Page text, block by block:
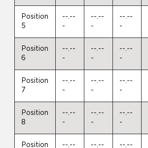
Position
5
--.--
-
--.--
-
--.--
-
Position
6
--.--
-
--.--
-
--.--
-
Position
7
--.--
-
--.--
-
--.--
-
Position
8
--.--
-
--.--
-
--.--
-
Position
--.--
--.--
--.--